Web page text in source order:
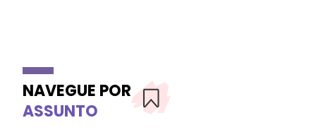
NAVEGUE POR
ASSUNTO